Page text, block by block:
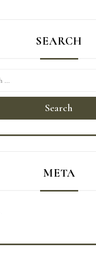
SEARCH
Search
META